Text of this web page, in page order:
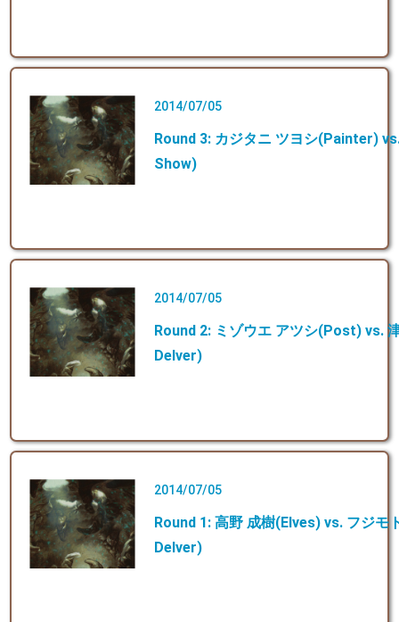
2014/07/05
Round 3: カジタニ ツヨシ(Painter)
Show)
2014/07/05
Round 2: ミゾウエ アツシ(Post) vs.
Delver)
2014/07/05
Round 1: 高野 成樹(Elves) vs. フジモ
Delver)